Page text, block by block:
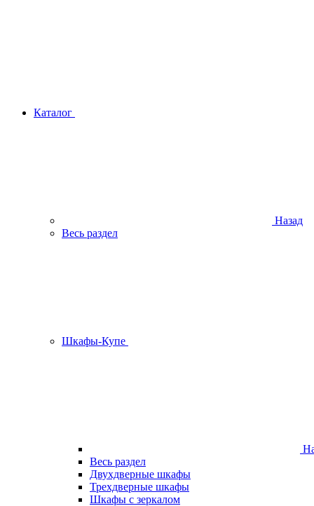
Каталог
Назад
Весь раздел
Шкафы-Купе
Весь раздел
Двухдверные шкафы
Трехдверные шкафы
Шкафы с зеркалом